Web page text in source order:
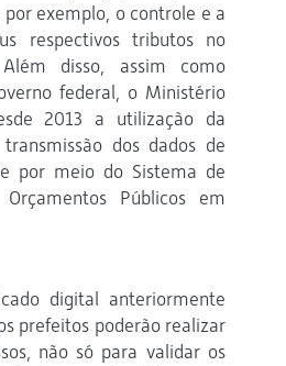
exemplo, o controle e a
respectivos tributos no
disso, assim como
federal, o Ministério
2013 a utilização da
dos dados de
por meio do Sistema de
Públicos em
digital anteriormente
prefeitos poderão realizar
não só para validar os